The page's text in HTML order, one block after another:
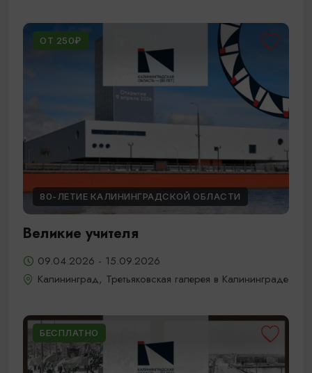
ОТ 250₽
80-ЛЕТИЕ КАЛИНИНГРАДСКОЙ ОБЛАСТИ
Великие учителя
09.04.2026 - 15.09.2026
Калининград, Третьяковская галерея в Калининграде
БЕСПЛАТНО